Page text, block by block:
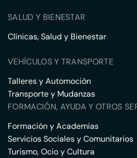
SALUD Y BIENESTAR
Clínicas, Salud y Bienestar
VEHÍCULOS Y TRANSPORTE
Talleres y Automoción
Transporte y Mudanzas
FORMACIÓN, AYUDA Y OTROS
Formación y Academias
Servicios Sociales y Comunitarios
Turismo, Ocio y Cultura